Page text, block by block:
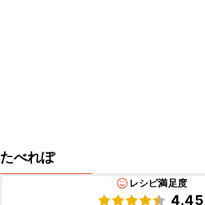
たべれぽ
レシピ満足度
4.45